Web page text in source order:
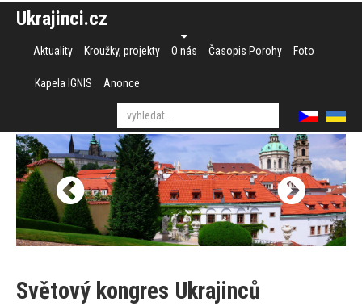
Ukrajinci.cz
Aktuality Kroužky, projekty O nás Časopis Porohy Foto
Kapela IGNIS Anonce
Světový kongres Ukrajinců